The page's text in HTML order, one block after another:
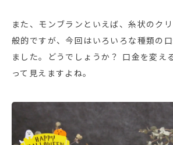
また、モンブランといえば、糸状のク
般的ですが、今回はいろいろな種類の
ました。どうでしょうか？ 口金を変え
って見えますよね。